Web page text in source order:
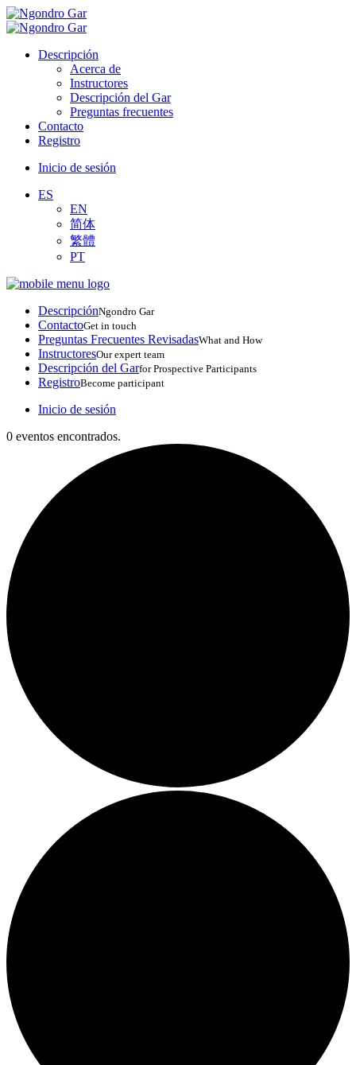
Descripción
Acerca de
Instructores
Descripción del Gar
Preguntas frecuentes
Contacto
Registro
Inicio de sesión
ES
EN
简体
繁體
PT
DescripciónNgondro Gar
ContactoGet in touch
Preguntas Frecuentes RevisadasWhat and How
InstructoresOur expert team
Descripción del Garfor Prospective Participants
RegistroBecome participant
Inicio de sesión
0 eventos encontrados.